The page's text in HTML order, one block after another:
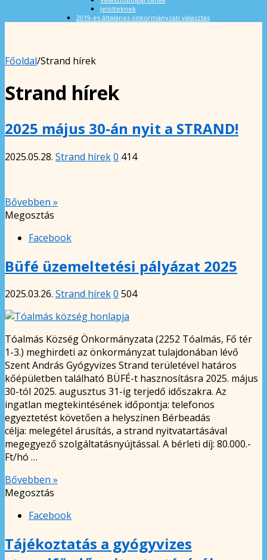
Jelölteknek
2019-es általános önkormányzati választás
Főoldal/Strand hírek
Strand hírek
2025 május 30-án nyit a STRAND!
2025.05.28. Strand hírek0 414
Bővebben »
Megosztás
Facebook
Büfé üzemeltetési pályázat 2025
2025.03.26. Strand hírek0 504
Tóalmás Község Önkormányzata (2252 Tóalmás, Fő tér
1-3.) meghirdeti az önkormányzat tulajdonában lévő
Szent András Gyógyvizes Strand területével határos
kőépületben található BÜFÉ-t hasznosításra 2025. május
30-tól 2025. augusztus 31-ig terjedő időszakra. Az
ingatlan megtekintésének időpontja: telefonos
egyeztetést követően a helyszínen Bérbeadás
célja: melegétel árusítás, a strand nyitvatartásával
megegyező szolgáltatásnyújtással. A bérleti díj: 80.000.-
Ft/hó …
Bővebben »
Megosztás
Facebook
Tájékoztatás a gyógyvizes